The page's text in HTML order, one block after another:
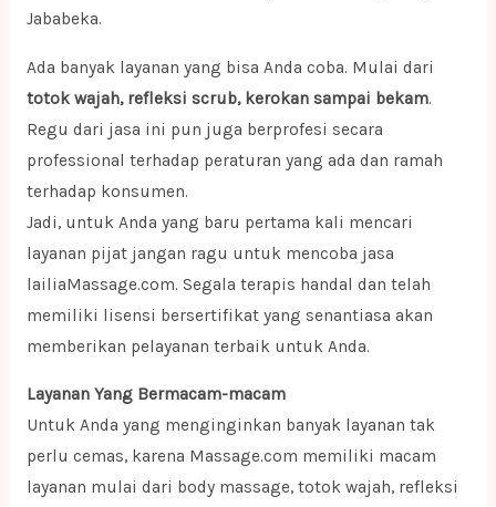
Jababeka.
Ada banyak layanan yang bisa Anda coba. Mulai dari
totok wajah, refleksi scrub, kerokan sampai bekam.
Regu dari jasa ini pun juga berprofesi secara
professional terhadap peraturan yang ada dan ramah
terhadap konsumen.
Jadi, untuk Anda yang baru pertama kali mencari
layanan pijat jangan ragu untuk mencoba jasa
lailiaMassage.com. Segala terapis handal dan telah
memiliki lisensi bersertifikat yang senantiasa akan
memberikan pelayanan terbaik untuk Anda.
Layanan Yang Bermacam-macam
Untuk Anda yang menginginkan banyak layanan tak
perlu cemas, karena Massage.com memiliki macam
layanan mulai dari body massage, totok wajah, refleksi